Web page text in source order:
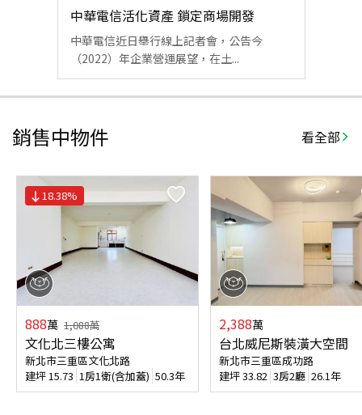
中華電信活化資產 鎖定商場開發
中華電信近日舉行線上記者會，公告今
（2022）年企業營運展望，在土...
銷售中物件 看全部
18.38%
888萬 1,088萬
文化北三樓公寓
新北市三重區文化北路
建坪15.73 1房1衛(含加蓋) 50.3年
2,388萬
台北威尼斯裝潢大空間
新北市三重區成功路
建坪33.82 3房2廳 26.1年